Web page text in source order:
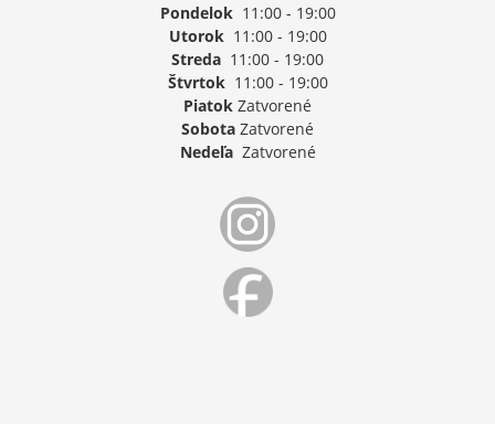
Pondelok11:00 - 19:00
Utorok11:00 - 19:00
Streda 11:00 - 19:00
Štvrtok11:00 - 19:00
Piatok Zatvorené
Sobota Zatvorené
NedeľaZatvorené